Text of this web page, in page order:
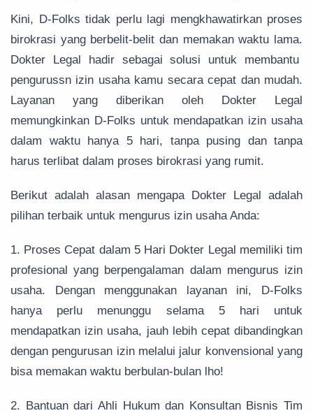
Kini, D-Folks tidak perlu lagi mengkhawatirkan proses
birokrasi yang berbelit-belit dan memakan waktu lama.
Dokter Legal hadir sebagai solusi untuk membantu
pengurussn izin usaha kamu secara cepat dan mudah.
Layanan yang diberikan oleh Dokter Legal
memungkinkan D-Folks untuk mendapatkan izin usaha
dalam waktu hanya 5 hari, tanpa pusing dan tanpa
harus terlibat dalam proses birokrasi yang rumit.
Berikut adalah alasan mengapa Dokter Legal adalah
pilihan terbaik untuk mengurus izin usaha Anda:
1. Proses Cepat dalam 5 Hari Dokter Legal memiliki tim
profesional yang berpengalaman dalam mengurus izin
usaha. Dengan menggunakan layanan ini, D-Folks
hanya perlu menunggu selama 5 hari untuk
mendapatkan izin usaha, jauh lebih cepat dibandingkan
dengan pengurusan izin melalui jalur konvensional yang
bisa memakan waktu berbulan-bulan lho!
2. Bantuan dari Ahli Hukum dan Konsultan Bisnis Tim